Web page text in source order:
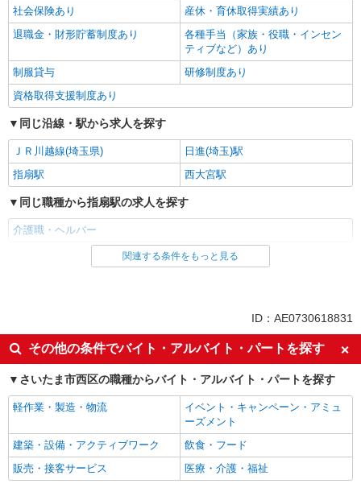
社会保険あり
産休・育休取得実績あり
退職金・財形貯蓄制度あり
各種手当（家族・役職・インセン
ティブなど）あり
制服貸与
研修制度あり
資格取得支援制度あり
同じ沿線・駅から求人を探す
ＪＲ川越線(埼玉県)
日進(埼玉)駅
指扇駅
西大宮駅
同じ職種から指扇駅の求人を探す
介護職・ヘルパー
同じ雇用形態から指扇駅の求人を探す
入社日応相談
未経験歓迎
経験者・有資格者歓迎
新卒・第二新卒歓迎
女性活躍中
主婦・主夫歓迎
フリーター歓迎
学歴不問
ブランクOK
ミドル（40代～）活躍中
エルダー（50代～）活躍中
シニア（60代～）活躍中
高収入・高額
ボーナス・賞与あり
関連する条件をもっと見る
ID：AE0730618831
その他の条件でバイト・アルバイト・パートを探す
さいたま市西区の職種からバイト・アルバイト・パートを探す
軽作業・製造・物流
イベント・キャンペーン・アミュ
ーズメント
建築・設備・アクティブワーク
飲食・フード
販売・接客サービス
医療・介護・福祉